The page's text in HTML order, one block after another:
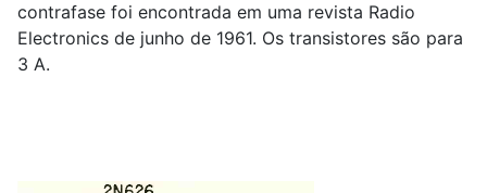
contrafase foi encontrada em uma revista Radio
Electronics de junho de 1961. Os transistores são para
3 A.